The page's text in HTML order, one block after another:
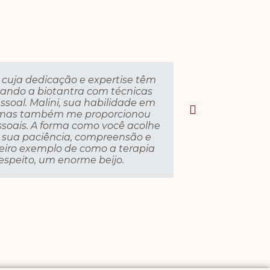
dedicação e expertise têm
a biotantra com técnicas
Malini, sua habilidade em
também me proporcionou
A forma como você acolhe
paciência, compreensão e
exemplo de como a terapia
um enorme beijo.